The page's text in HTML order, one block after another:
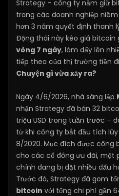
Strategy – công ty nắm giữ
trong các doanh nghiệp
hơn 3 năm quyết định thanh
Động thái này kéo giá bitcoin
vòng 7 ngày, làm dấy lên
tiếp theo của thị trường tiền
Chuyện gì vừa xảy ra?
Ngày 4/6/2026, nhà sáng lập
nhận Strategy đã bán 32
triệu USD trong tuần trước –
từ khi công ty bắt đầu tích
8/2020. Mục đích được công
cho các cổ đông ưu đãi, một
chính đang bị đặt nhiều dấu
Trước đó, Strategy đã gom
bitcoin với tổng chi phí gần